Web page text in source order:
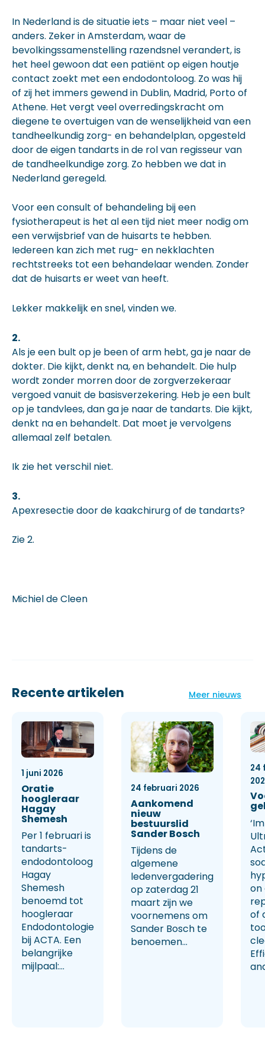
In Nederland is de situatie iets – maar niet veel –
anders. Zeker in Amsterdam, waar de
bevolkingssamenstelling razendsnel verandert, is
het heel gewoon dat een patiënt op eigen houtje
contact zoekt met een endodontoloog. Zo was hij
of zij het immers gewend in Dublin, Madrid, Porto of
Athene. Het vergt veel overredingskracht om
diegene te overtuigen van de wenselijkheid van een
tandheelkundig zorg- en behandelplan, opgesteld
door de eigen tandarts in de rol van regisseur van
de tandheelkundige zorg. Zo hebben we dat in
Nederland geregeld.
Voor een consult of behandeling bij een
fysiotherapeut is het al een tijd niet meer nodig om
een verwijsbrief van de huisarts te hebben.
Iedereen kan zich met rug- en nekklachten
rechtstreeks tot een behandelaar wenden. Zonder
dat de huisarts er weet van heeft.
Lekker makkelijk en snel, vinden we.
2.
Als je een bult op je been of arm hebt, ga je naar de
dokter. Die kijkt, denkt na, en behandelt. Die hulp
wordt zonder morren door de zorgverzekeraar
vergoed vanuit de basisverzekering. Heb je een bult
op je tandvlees, dan ga je naar de tandarts. Die kijkt,
denkt na en behandelt. Dat moet je vervolgens
allemaal zelf betalen.
Ik zie het verschil niet.
3.
Apexresectie door de kaakchirurg of de tandarts?
Zie 2.
Michiel de Cleen
Recente artikelen Meer nieuws
1 juni 2026
Oratie
hoogleraar
Hagay
Shemesh
Per 1 februari is
tandarts-
endodontoloog
Hagay
Shemesh
benoemd tot
hoogleraar
Endodontologie
bij ACTA. Een
belangrijke
mijlpaal:...
24 februari 2026
Aankomend
nieuw
bestuurslid
Sander Bosch
Tijdens de
algemene
ledenvergadering
op zaterdag 21
maart zijn we
voornemens om
Sander Bosch te
benoemen...
24
on
of